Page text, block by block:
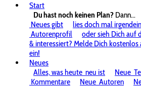
Start
Du hast noch keinen Plan? Dann...
Neues gibt
lies doch mal
Autorenprofil
oder sieh Dich auf
& interessiert? Melde Dich kostenlos
ein!
Neues
Alles, was heute neu ist Neue
Kommentare
Neue Autoren